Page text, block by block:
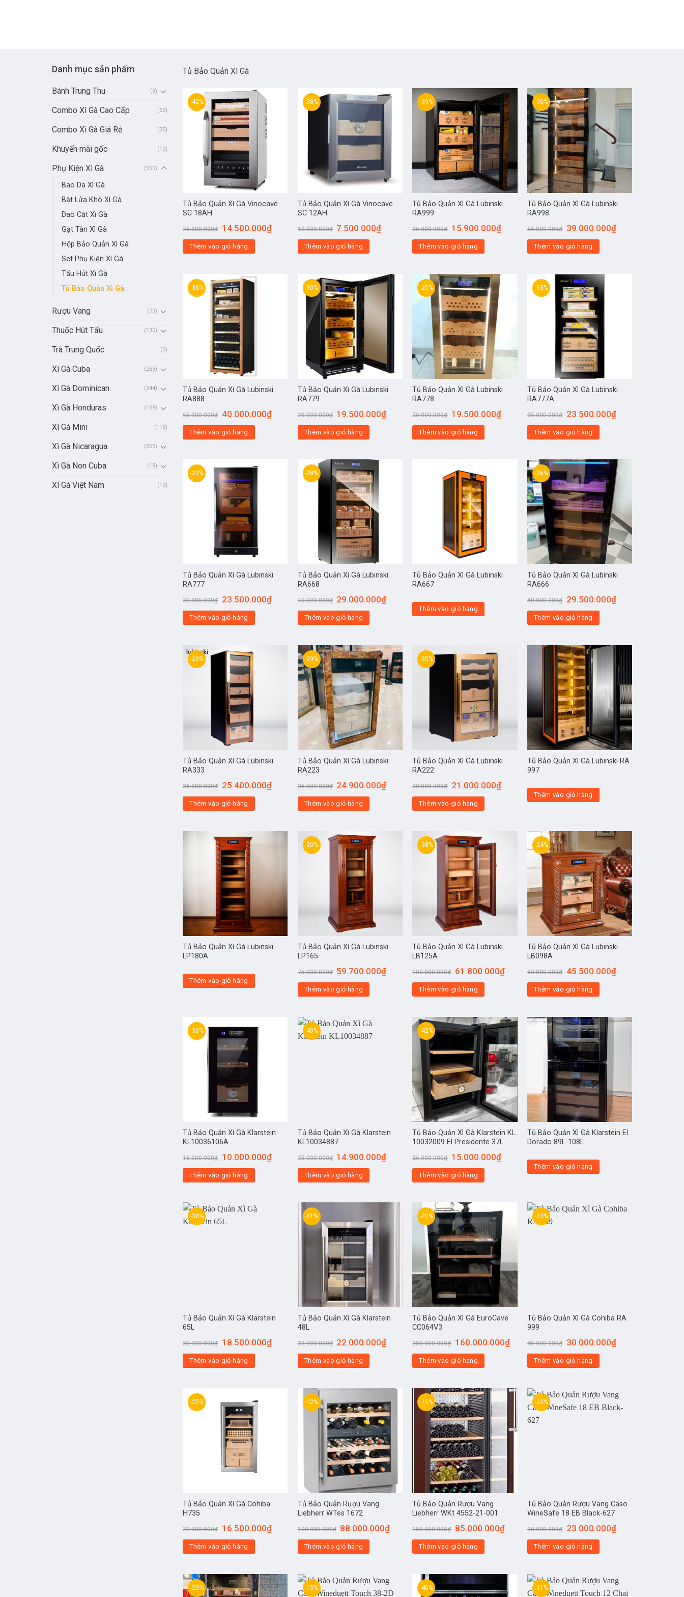
Danh mục sản phẩm
Bánh Trung Thu (8)
Combo Xì Gà Cao Cấp (62)
Combo Xì Gà Giá Rẻ (35)
Khuyến mãi gốc (10)
Phụ Kiện Xì Gà (560)
Bao Da Xì Gà
Bật Lửa Khò Xì Gà
Dao Cắt Xì Gà
Gạt Tàn Xì Gà
Hộp Bảo Quản Xì Gà
Set Phụ Kiện Xì Gà
Tẩu Hút Xì Gà
Tủ Bảo Quản Xì Gà
Rượu Vang (79)
Thuốc Hút Tẩu (130)
Trà Trung Quốc (0)
Xì Gà Cuba (253)
Xì Gà Dominican (244)
Xì Gà Honduras (169)
Xì Gà Mini (116)
Xì Gà Nicaragua (265)
Xì Gà Non Cuba (19)
Xì Gà Việt Nam (19)
Tủ Bảo Quản Xì Gà
-42%
Tủ Bảo Quản Xì Gà Vinocave
SC 18AH
25.000.000₫ 14.500.000₫
Thêm vào giỏ hàng
-38%
Tủ Bảo Quản Xì Gà Vinocave
SC 12AH
12.000.000₫ 7.500.000₫
Thêm vào giỏ hàng
-39%
Tủ Bảo Quản Xì Gà Lubinski
RA999
26.000.000₫ 15.900.000₫
Thêm vào giỏ hàng
-30%
Tủ Bảo Quản Xì Gà Lubinski
RA998
56.000.000₫ 39.000.000₫
Thêm vào giỏ hàng
-38%
Tủ Bảo Quản Xì Gà Lubinski
RA888
65.000.000₫ 40.000.000₫
Thêm vào giỏ hàng
-30%
Tủ Bảo Quản Xì Gà Lubinski
RA779
28.000.000₫ 19.500.000₫
Thêm vào giỏ hàng
-25%
Tủ Bảo Quản Xì Gà Lubinski
RA778
26.000.000₫ 19.500.000₫
Thêm vào giỏ hàng
-33%
Tủ Bảo Quản Xì Gà Lubinski
RA777A
35.000.000₫ 23.500.000₫
Thêm vào giỏ hàng
-22%
Tủ Bảo Quản Xì Gà Lubinski
RA777
30.000.000₫ 23.500.000₫
Thêm vào giỏ hàng
-28%
Tủ Bảo Quản Xì Gà Lubinski
RA668
40.000.000₫ 29.000.000₫
Thêm vào giỏ hàng
Tủ Bảo Quản Xì Gà Lubinski
RA667
Thêm vào giỏ hàng
-26%
Tủ Bảo Quản Xì Gà Lubinski
RA666
40.000.000₫ 29.500.000₫
Thêm vào giỏ hàng
-29%
Tủ Bảo Quản Xì Gà Lubinski
RA333
36.000.000₫ 25.400.000₫
Thêm vào giỏ hàng
-29%
Tủ Bảo Quản Xì Gà Lubinski
RA223
35.000.000₫ 24.900.000₫
Thêm vào giỏ hàng
-30%
Tủ Bảo Quản Xì Gà Lubinski
RA222
30.000.000₫ 21.000.000₫
Thêm vào giỏ hàng
Tủ Bảo Quản Xì Gà Lubinski RA
997
Thêm vào giỏ hàng
Tủ Bảo Quản Xì Gà Lubinski
LP180A
Thêm vào giỏ hàng
-20%
Tủ Bảo Quản Xì Gà Lubinski
LP165
75.000.000₫ 59.700.000₫
Thêm vào giỏ hàng
-38%
Tủ Bảo Quản Xì Gà Lubinski
LB125A
100.000.000₫ 61.800.000₫
Thêm vào giỏ hàng
-24%
Tủ Bảo Quản Xì Gà Lubinski
LB098A
60.000.000₫ 45.500.000₫
Thêm vào giỏ hàng
-38%
Tủ Bảo Quản Xì Gà Klarstein
KL10036106A
16.000.000₫ 10.000.000₫
Thêm vào giỏ hàng
-40%
Tủ Bảo Quản Xì Gà Klarstein
KL10034887
25.000.000₫ 14.900.000₫
Thêm vào giỏ hàng
-42%
Tủ Bảo Quản Xì Gà Klarstein KL
10032009 El Presidente 37L
26.000.000₫ 15.000.000₫
Thêm vào giỏ hàng
Tủ Bảo Quản Xì Gà Klarstein El
Dorado 89L-108L
Thêm vào giỏ hàng
-38%
Tủ Bảo Quản Xì Gà Klarstein
65L
30.000.000₫ 18.500.000₫
Thêm vào giỏ hàng
-31%
Tủ Bảo Quản Xì Gà Klarstein
48L
32.000.000₫ 22.000.000₫
Thêm vào giỏ hàng
-20%
Tủ Bảo Quản Xì Gà EuroCave
CC064V3
200.000.000₫ 160.000.000₫
Thêm vào giỏ hàng
-33%
Tủ Bảo Quản Xì Gà Cohiba RA
999
45.000.000₫ 30.000.000₫
Thêm vào giỏ hàng
-25%
Tủ Bảo Quản Xì Gà Cohiba
H735
22.000.000₫ 16.500.000₫
Thêm vào giỏ hàng
-12%
Tủ Bảo Quản Rượu Vang
Liebherr WTes 1672
100.000.000₫ 88.000.000₫
Thêm vào giỏ hàng
-15%
Tủ Bảo Quản Rượu Vang
Liebherr WKt 4552-21-001
100.000.000₫ 85.000.000₫
Thêm vào giỏ hàng
-23%
Tủ Bảo Quản Rượu Vang Caso
WineSafe 18 EB Black-627
30.000.000₫ 23.000.000₫
Thêm vào giỏ hàng
-23% -13% -40% -31%